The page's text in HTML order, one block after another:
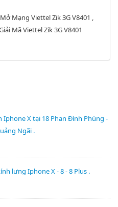
Mạng Viettel Zik 3G V8401 ,
Mã Viettel Zik 3G V8401
Iphone X tại 18 Phan Đình Phùng -
Ngãi .
lưng Iphone X - 8 - 8 Plus .